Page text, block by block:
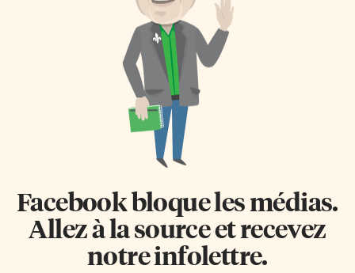
Facebook bloque les médias.
Allez à la source et recevez
notre infolettre.